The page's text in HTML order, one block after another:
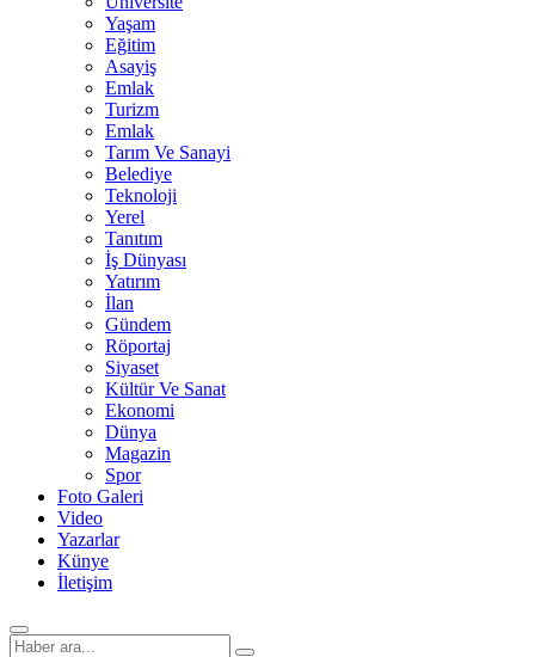
Yaşam
Eğitim
Asayiş
Emlak
Turizm
Emlak
Tarım Ve Sanayi
Belediye
Teknoloji
Yerel
Tanıtım
İş Dünyası
Yatırım
İlan
Gündem
Röportaj
Siyaset
Kültür Ve Sanat
Ekonomi
Dünya
Magazin
Spor
Foto Galeri
Video
Yazarlar
Künye
İletişim